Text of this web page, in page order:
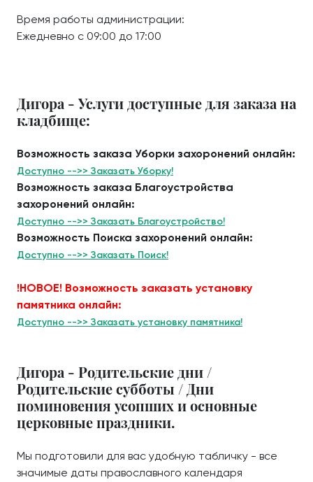
Время работы администрации:
Ежедневно с 09:00 до 17:00
Дигора - Услуги доступные для заказа на
кладбище:
Возможность заказа Уборки захоронений онлайн:
Доступно -->> Заказать Уборку!
Возможность заказа Благоустройства
захоронений онлайн:
Доступно -->> Заказать Благоустройство!
Возможность Поиска захоронений онлайн:
Доступно -->> Заказать Поиск!
!НОВОЕ! Возможность заказать установку
памятника онлайн:
Доступно -->> Заказать установку памятника!
Дигора - Родительские дни /
Родительские субботы / Дни
поминовения усопших и основные
церковные праздники.
Мы подготовили для вас удобную табличку - все
значимые даты православного календаря